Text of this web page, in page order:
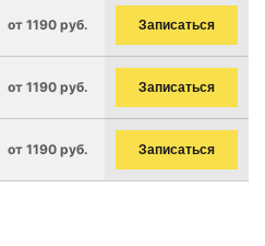
от 1190 руб. Записаться
от 1190 руб. Записаться
от 1190 руб. Записаться